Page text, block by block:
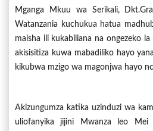
Mganga Mkuu wa Serikali,
Watanzania kuchukua hatua
maisha ili kukabiliana na ongezeko
akisisitiza kuwa mabadiliko hayo
kikubwa mzigo wa magonjwa hayo
Akizungumza katika uzinduzi wa
uliofanyika jijini Mwanza leo